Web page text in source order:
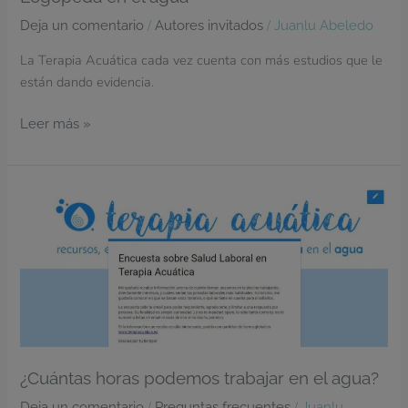
Deja un comentario /Autores invitados / Juanlu Abeledo
La Terapia Acuática cada vez cuenta con más estudios que le
están dando evidencia.
Leer más »
¿Cuántas horas podemos trabajar en el agua?
¿Cuántas